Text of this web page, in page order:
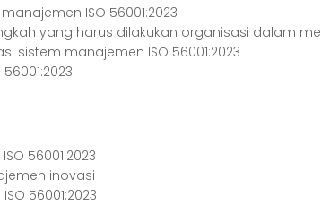
ISO 56001:2023
yang harus dilakukan organisasi dalam
sistem manajemen ISO 56001:2023
56001:2023
inovasi
56001:2023